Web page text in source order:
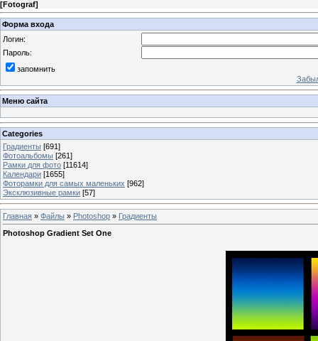
[Fotograf]
Форма входа
Логин:
Пароль:
запомнить
Меню сайта
Categories
Градиенты [691]
Фотоальбомы [261]
Рамки для фото [11614]
Календари [1655]
Фоторамки для самых маленьких [962]
Эксклюзивные рамки [57]
Главная » Файлы » Photoshop » Градиенты
Photoshop Gradient Set One